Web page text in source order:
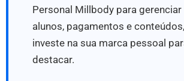
Personal Millbody para gerenciar
alunos, pagamentos e
investe na sua marca pessoal
destacar.